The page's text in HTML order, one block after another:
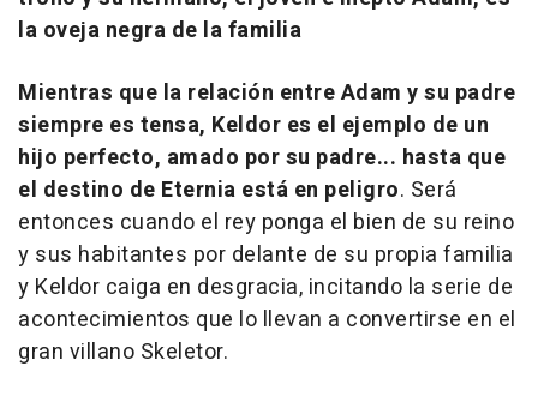
la oveja negra de la familia
Mientras que la relación entre Adam y su padre
siempre es tensa, Keldor es el ejemplo de un
hijo perfecto, amado por su padre... hasta que
el destino de Eternia está en peligro. Será
entonces cuando el rey ponga el bien de su reino
y sus habitantes por delante de su propia familia
y Keldor caiga en desgracia, incitando la serie de
acontecimientos que lo llevan a convertirse en el
gran villano Skeletor.